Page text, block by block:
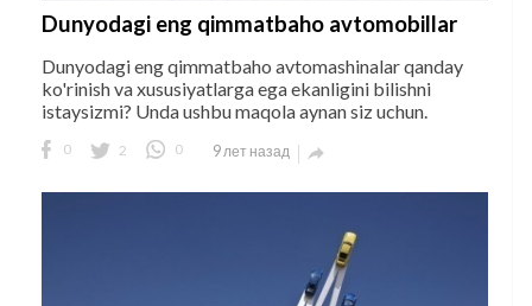
Dunyodagi eng qimmatbaho avtomobillar
Dunyodagi eng qimmatbaho avtomashinalar qanday
ko'rinish va xususiyatlarga ega ekanligini bilishni
istaysizmi? Unda ushbu maqola aynan siz uchun.
0 2 0 9 лет назад 